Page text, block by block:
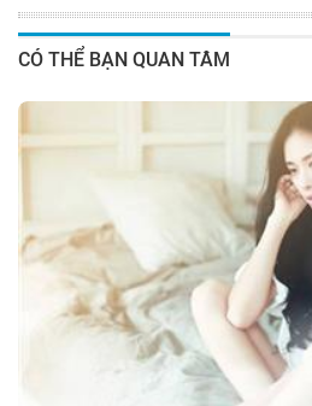
CÓ THỂ BẠN QUAN TÂM